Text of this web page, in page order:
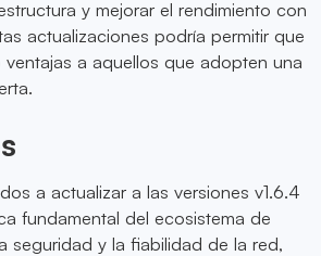
y mejorar el rendimiento con
actualizaciones podría permitir que
a aquellos que adopten una
a actualizar a las versiones v1.6.4
fundamental del ecosistema de
seguridad y la fiabilidad de la red,